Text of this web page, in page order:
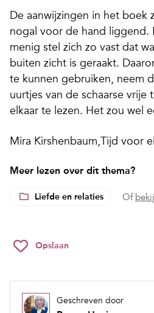
De aanwijzingen in het boek
nogal voor de hand liggend.
menig stel zich zo vast dat
buiten zicht is geraakt.
te kunnen gebruiken, neem
uurtjes van de schaarse vrije
elkaar te lezen. Het zou wel
Mira Kirshenbaum,Tijd voor
Meer lezen over dit thema?
Liefde en relaties Of
Opslaan
Geschreven door